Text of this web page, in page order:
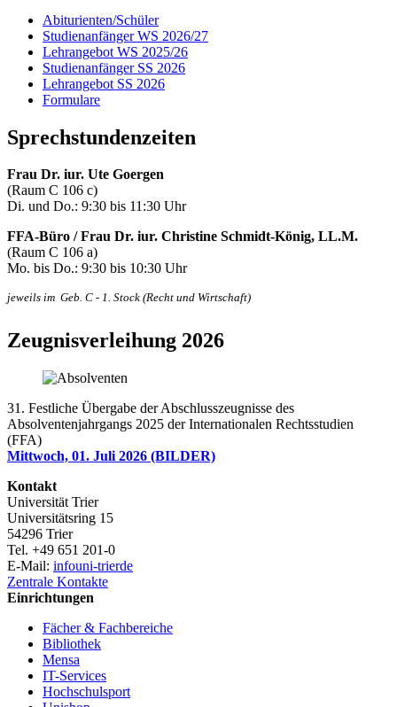
Abiturienten/Schüler
Studienanfänger WS 2026/27
Lehrangebot WS 2025/26
Studienanfänger SS 2026
Lehrangebot SS 2026
Formulare
Sprechstundenzeiten
Frau Dr. iur. Ute Goergen
(Raum C 106 c)
Di. und Do.: 9:30 bis 11:30 Uhr
FFA-Büro / Frau Dr. iur. Christine Schmidt-König, LL.M.
(Raum C 106 a)
Mo. bis Do.: 9:30 bis 10:30 Uhr
jeweils im Geb. C - 1. Stock (Recht und Wirtschaft)
Zeugnisverleihung 2026
31. Festliche Übergabe der Abschlusszeugnisse des
Absolventenjahrgangs 2025 der Internationalen Rechtsstudien
(FFA)
Mittwoch, 01. Juli 2026 (BILDER)
Kontakt
Universität Trier
Universitätsring 15
54296 Trier
Tel. +49 651 201-0
E-Mail: infouni-trierde
Zentrale Kontakte
Einrichtungen
Fächer & Fachbereiche
Bibliothek
Mensa
IT-Services
Hochschulsport